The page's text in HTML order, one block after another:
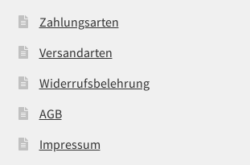
Zahlungsarten
Versandarten
Widerrufsbelehrung
AGB
Impressum